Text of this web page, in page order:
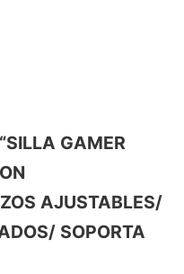
GAMER
AJUSTABLES/
SOPORTA